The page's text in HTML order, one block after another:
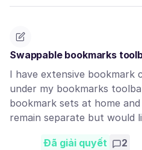
Swappable bookmarks
I have extensive bookmark
under my bookmarks
bookmark sets at home
remain separate but would
Đã giải quyết 2